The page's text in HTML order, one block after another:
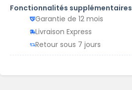
Fonctionnalités supplémentaires
Garantie de 12 mois
Livraison Express
Retour sous 7 jours